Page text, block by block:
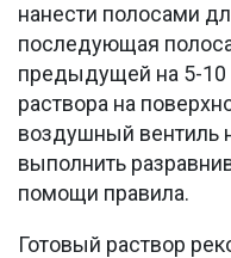
нанести полосами
последующая
предыдущей на 5-10
раствора на
воздушный вентиль
выполнить
помощи правила.
Готовый раствор